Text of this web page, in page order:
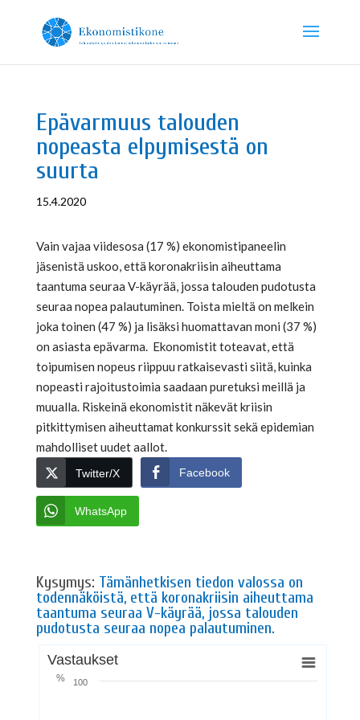
Epävarmuus talouden
nopeasta elpymisestä on
suurta
15.4.2020
Vain vajaa viidesosa (17 %) ekonomistipaneelin
jäsenistä uskoo, että koronakriisin aiheuttama
taantuma seuraa V-käyrää, jossa talouden pudotusta
seuraa nopea palautuminen. Toista mieltä on melkein
joka toinen (47 %) ja lisäksi huomattavan moni (37 %)
on asiasta epävarma. Ekonomistit toteavat, että
toipumisen nopeus riippuu ratkaisevasti siitä, kuinka
nopeasti rajoitustoimia saadaan puretuksi meillä ja
muualla. Riskeinä ekonomistit näkevät kriisin
pitkittymisen aiheuttamat konkurssit sekä epidemian
mahdolliset uudet aallot.
Twitter/X Facebook
WhatsApp
Kysymys: Tämänhetkisen tiedon valossa on
todennäköistä, että koronakriisin aiheuttama
taantuma seuraa V-käyrää, jossa talouden
pudotusta seuraa nopea palautuminen.
%
Vastaukset
100